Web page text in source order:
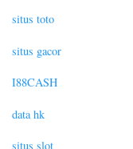
situs toto
situs gacor
I88CASH
data hk
situs slot